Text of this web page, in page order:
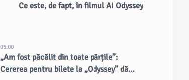
Ce este, de fapt, în filmul AI Odyssey
05:00
„Am fost păcălit din toate părțile”:
Cererea pentru bilete la „Odyssey” dă